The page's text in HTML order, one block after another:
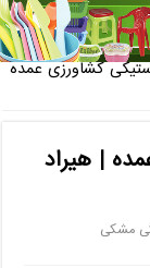
کشاورزی عمده
| هیراد
مشکی